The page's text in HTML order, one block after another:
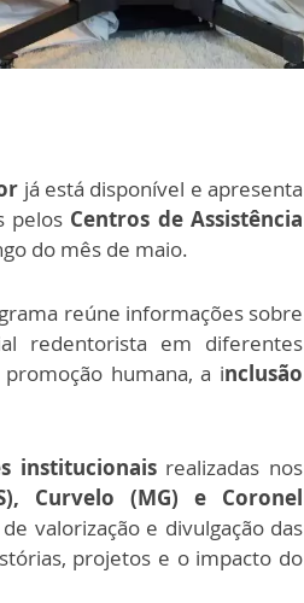
já está disponível e apresenta
pelos Centros de Assistência
do mês de maio.
reúne informações sobre
redentorista em diferentes
humana, a inclusão
institucionaisrealizadas nos
Curvelo (MG) e Coronel
valorização e divulgação das
projetos e o impacto do